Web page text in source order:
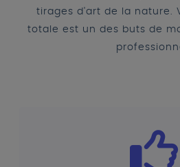
tirages d'art de la nature.
totale est un des buts de